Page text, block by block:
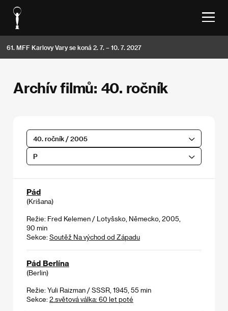
61. MFF Karlovy Vary se koná 2. 7. – 10. 7. 2027
Archív filmů: 40. ročník
40. ročník / 2005
P
Pád
(Krišana)
Režie: Fred Kelemen / Lotyšsko, Německo, 2005,
90 min
Sekce: Soutěž Na východ od Západu
Pád Berlína
(Berlin)
Režie: Yuli Raizman / SSSR, 1945, 55 min
Sekce: 2.světová válka: 60 let poté